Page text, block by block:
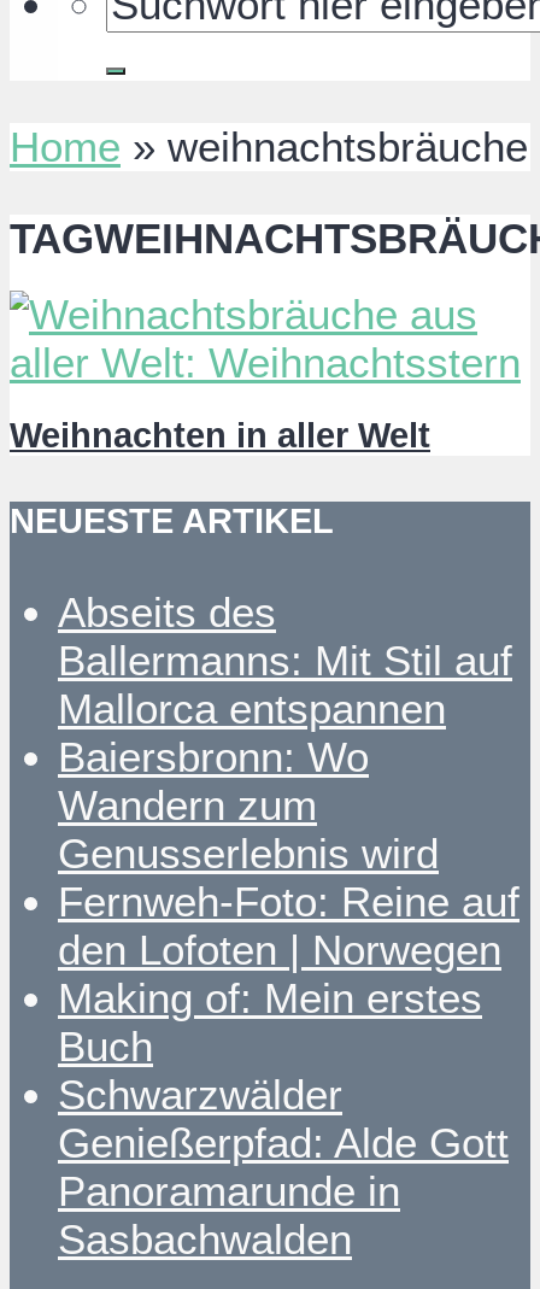
Home » weihnachtsbräuche
Weihnachten in aller Welt
NEUESTE ARTIKEL
Abseits des
Ballermanns: Mit Stil auf
Mallorca entspannen
Baiersbronn: Wo
Wandern zum
Genusserlebnis wird
Fernweh-Foto: Reine auf
den Lofoten | Norwegen
Making of: Mein erstes
Buch
Schwarzwälder
Genießerpfad: Alde Gott
Panoramarunde in
Sasbachwalden